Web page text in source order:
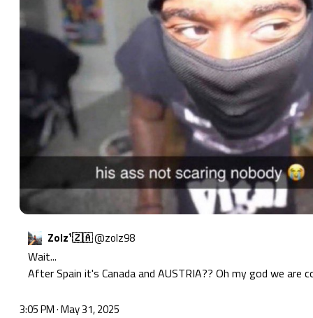
Zolz¹🇿🇦@zolz98
Wait...
After Spain it's Canada and AUSTRIA?? Oh my god we are
3:05 PM · May 31, 2025